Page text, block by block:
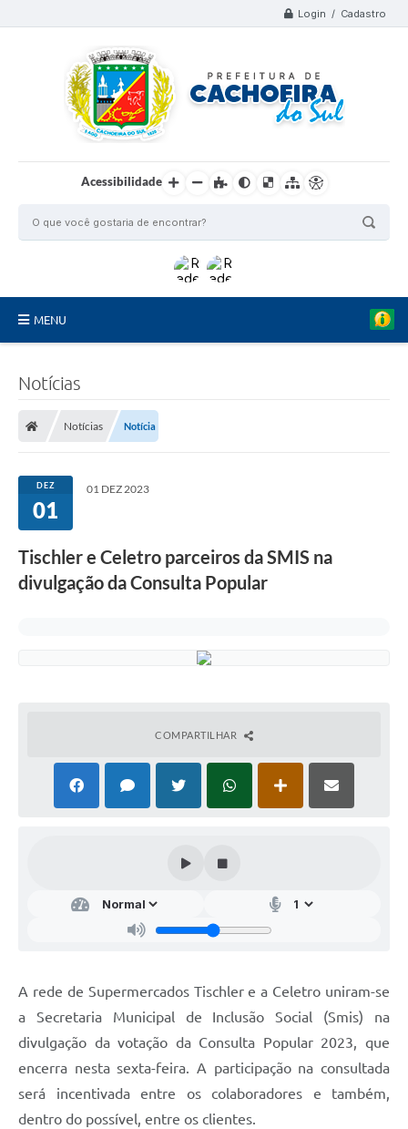
Login / Cadastro
Acessibilidade
MENU
Conselhos Municipais
Serviços on-line
Turismo
A Prefeitura
Galeria de Vídeos
Gabinetes e Secretarias
Links
Serviços Online
Telefones Úteis
Notícias
Notícias Notícia
DEZ
01
01 DEZ 2023
Tischler e Celetro parceiros da SMIS na
divulgação da Consulta Popular
COMPARTILHAR
A rede de Supermercados Tischler e a Celetro uniram-se
a Secretaria Municipal de Inclusão Social (Smis) na
divulgação da votação da Consulta Popular 2023, que
encerra nesta sexta-feira. A participação na consultada
será incentivada entre os colaboradores e também,
dentro do possível, entre os clientes.